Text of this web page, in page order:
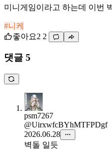
미니게임이라고 하는데 이번
#니케
좋아요2 2
댓글 5
psm7267
@UirxwfcBYhMTFPDgf
2026.06.28
벽돌 일듯